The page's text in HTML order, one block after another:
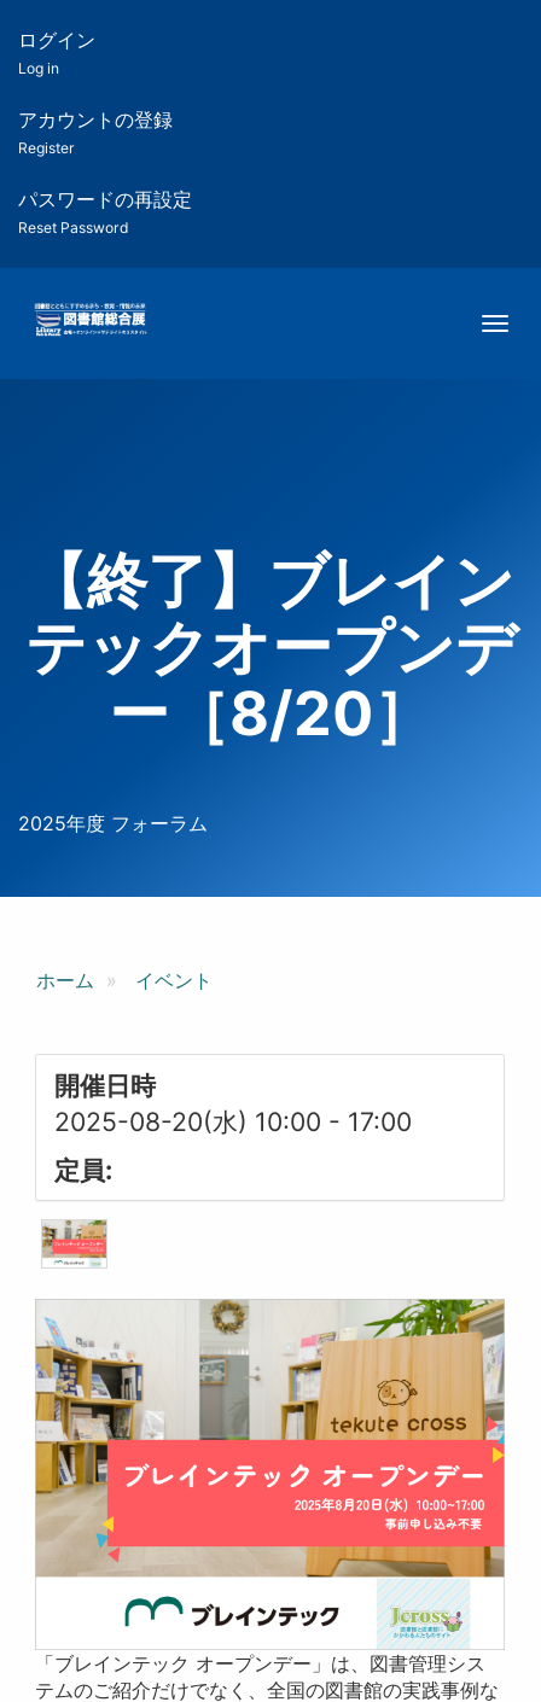
ツ
匿
名
ユ
ー
ー
用
メ
ログイン
Log in
アカウントの登録
Register
パスワードの再設定
Reset Password
【終了】ブレイン
テックオープンデ
ー［8/20］
2025年度 フォーラム
ホーム イベント
開催日時
2025-08-20(水) 10:00 - 17:00
定員:
「ブレインテック オープンデー」は、図書管理シス
テムのご紹介だけでなく、全国の図書館の実践事例な